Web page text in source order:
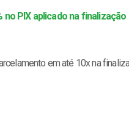
no PIX aplicado na finalização
em até 10x na